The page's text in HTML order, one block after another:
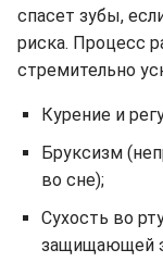
спасет зубы,
риска. Процесс
стремительно
Курение и
Бруксизм
во сне);
Сухость во
защищающей